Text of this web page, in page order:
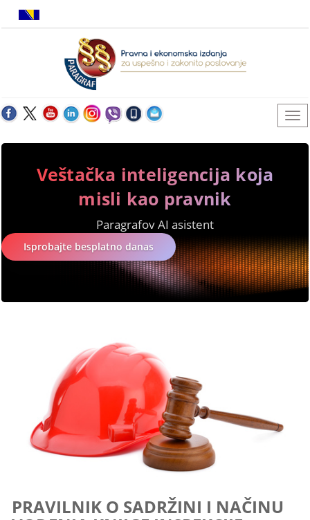
Veštačka inteligencija koja
misli kao pravnik
Paragrafov AI asistent
Isprobajte besplatno danas
PRAVILNIK O SADRŽINI I NAČINU